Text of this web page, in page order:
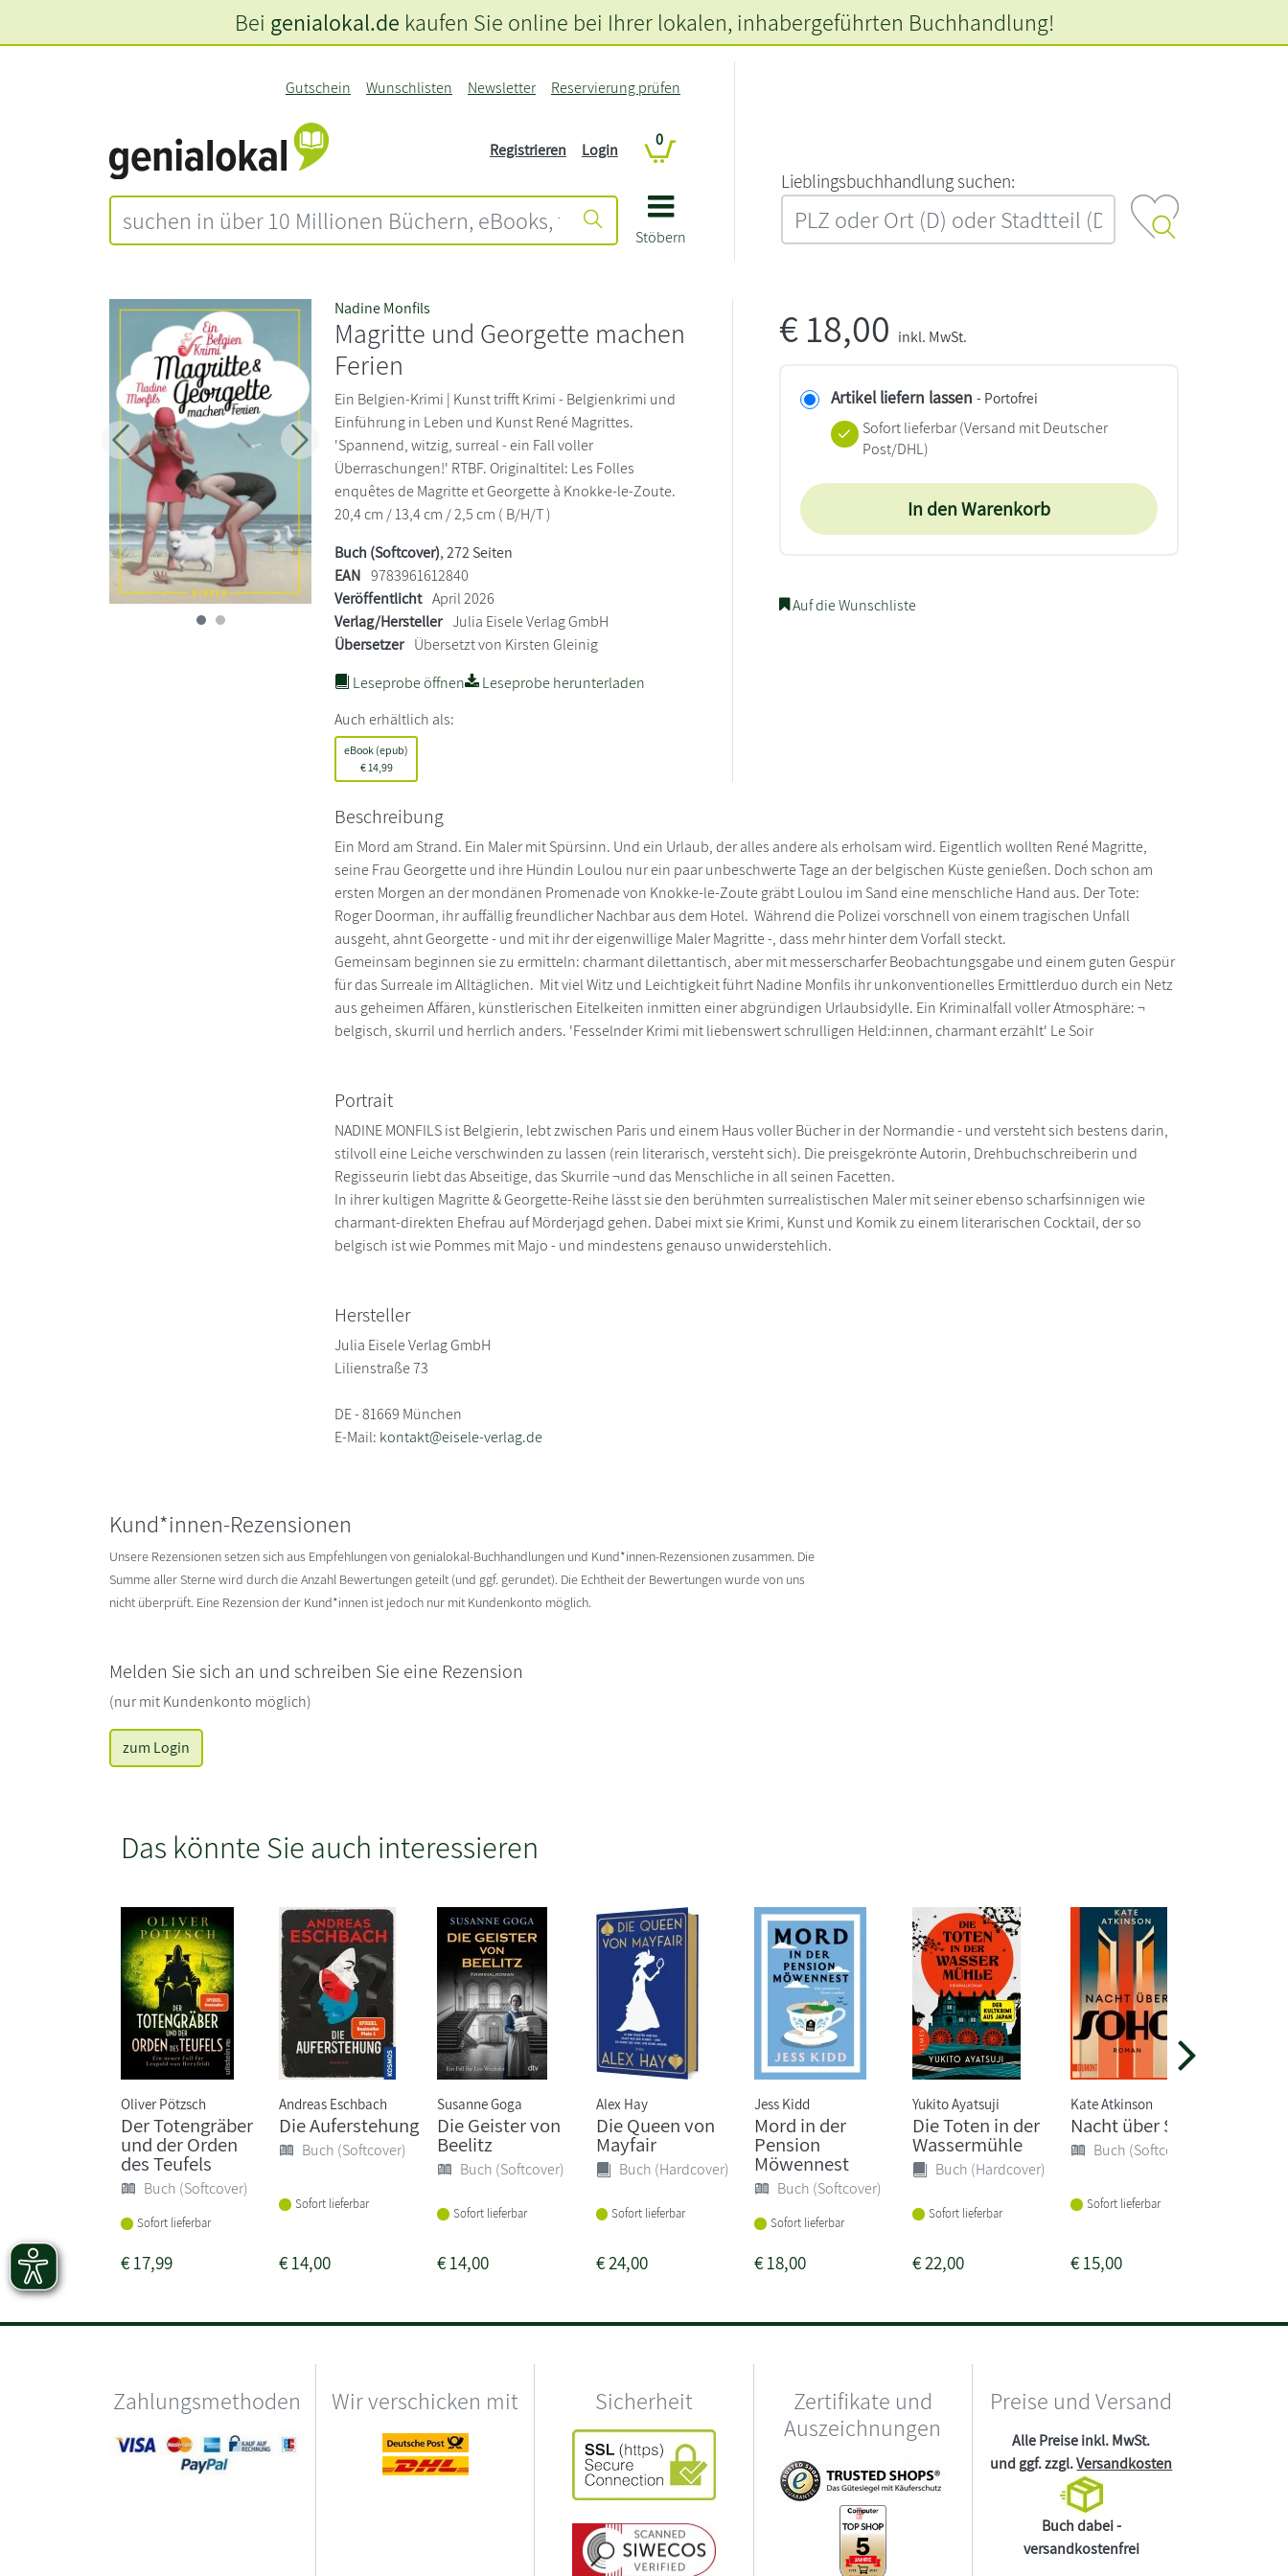
Stöbern
Gutschein Wunschlisten Newsletter Reservierung prüfen
Registrieren Login
0
L‍i‍e‍b‍l‍i‍n‍g‍s‍b‍u‍c‍h‍h‍a‍n‍d‍l‍u‍n‍g‍ ‍s‍u‍c‍h‍e‍n‍:‍
Bei genialokal.de kaufen Sie online bei Ihrer lokalen, inhabergeführten Buchhandlung!
Zurück Weiter
Nadine Monfils
Magritte und Georgette machen
Ferien
Ein Belgien-Krimi | Kunst trifft Krimi - Belgienkrimi und
Einführung in Leben und Kunst René Magrittes.
'Spannend, witzig, surreal - ein Fall voller
Überraschungen!' RTBF. Originaltitel: Les Folles
enquêtes de Magritte et Georgette à Knokke-le-Zoute.
20,4 cm / 13,4 cm / 2,5 cm ( B/H/T )
Buch (Softcover), 272 Seiten
EAN 9783961612840
Veröffentlicht April 2026
Verlag/Hersteller Julia Eisele Verlag GmbH
Übersetzer Übersetzt von Kirsten Gleinig
Leseprobe öffnen
Leseprobe herunterladen
Auch erhältlich als:
eBook (epub)
€14,99
€18,00 inkl. MwSt.
Artikel liefern lassen - Portofrei
Sofort lieferbar(Versand mit Deutscher
Post/DHL)
In den Warenkorb
Auf die Wunschliste
Beschreibung
Ein Mord am Strand. Ein Maler mit Spürsinn. Und ein Urlaub, der alles andere als erholsam wird. Eigentlich wollten René Magritte,
seine Frau Georgette und ihre Hündin Loulou nur ein paar unbeschwerte Tage an der belgischen Küste genießen. Doch schon am
ersten Morgen an der mondänen Promenade von Knokke-le-Zoute gräbt Loulou im Sand eine menschliche Hand aus. Der Tote:
Roger Doorman, ihr auffällig freundlicher Nachbar aus dem Hotel. Während die Polizei vorschnell von einem tragischen Unfall
ausgeht, ahnt Georgette - und mit ihr der eigenwillige Maler Magritte -, dass mehr hinter dem Vorfall steckt.
Gemeinsam beginnen sie zu ermitteln: charmant dilettantisch, aber mit messerscharfer Beobachtungsgabe und einem guten Gespür
für das Surreale im Alltäglichen. Mit viel Witz und Leichtigkeit führt Nadine Monfils ihr unkonventionelles Ermittlerduo durch ein Netz
aus geheimen Affären, künstlerischen Eitelkeiten inmitten einer abgründigen Urlaubsidylle. Ein Kriminalfall voller Atmosphäre: ¬
belgisch, skurril und herrlich anders. 'Fesselnder Krimi mit liebenswert schrulligen Held:innen, charmant erzählt' Le Soir
Portrait
NADINE MONFILS ist Belgierin, lebt zwischen Paris und einem Haus voller Bücher in der Normandie - und versteht sich bestens darin,
stilvoll eine Leiche verschwinden zu lassen (rein literarisch, versteht sich). Die preisgekrönte Autorin, Drehbuchschreiberin und
Regisseurin liebt das Abseitige, das Skurrile ¬und das Menschliche in all seinen Facetten.
In ihrer kultigen Magritte & Georgette-Reihe lässt sie den berühmten surrealistischen Maler mit seiner ebenso scharfsinnigen wie
charmant-direkten Ehefrau auf Mörderjagd gehen. Dabei mixt sie Krimi, Kunst und Komik zu einem literarischen Cocktail, der so
belgisch ist wie Pommes mit Majo - und mindestens genauso unwiderstehlich.
Hersteller
Julia Eisele Verlag GmbH
Lilienstraße 73
DE - 81669 München
E-Mail: kontakt@eisele-verlag.de
Kund*innen-Rezensionen
Unsere Rezensionen setzen sich aus Empfehlungen von genialokal-Buchhandlungen und Kund*innen-Rezensionen zusammen. Die
Summe aller Sterne wird durch die Anzahl Bewertungen geteilt (und ggf. gerundet). Die Echtheit der Bewertungen wurde von uns
nicht überprüft. Eine Rezension der Kund*innen ist jedoch nur mit Kundenkonto möglich.
Melden Sie sich an und schreiben Sie eine Rezension
(nur mit Kundenkonto möglich)
zum Login
Das könnte Sie auch interessieren
Oliver Pötzsch
Der Totengräber
und der Orden
des Teufels
Buch (Softcover)
Sofort lieferbar
€17,99
Andreas Eschbach
Die Auferstehung
Buch (Softcover)
Sofort lieferbar
€14,00
Susanne Goga
Die Geister von
Beelitz
Buch (Softcover)
Sofort lieferbar
€14,00
Alex Hay
Die Queen von
Mayfair
Buch (Hardcover)
Sofort lieferbar
€24,00
Jess Kidd
Mord in der
Pension
Möwennest
Buch (Softcover)
Sofort lieferbar
€18,00
Yukito Ayatsuji
Die Toten in der
Wassermühle
Buch (Hardcover)
Sofort lieferbar
€22,00
Kate Atkinson
Nacht über Soho
Buch (Softcover)
Sofort lieferbar
€15,00
Zahlungsmethoden Wir verschicken mit Sicherheit
Zertifikate und
Auszeichnungen
Preise und Versand
Alle Preise inkl. MwSt.
und ggf. zzgl.Versandkosten
Buch dabei -
versandkostenfrei